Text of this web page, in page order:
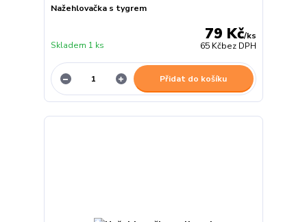
Nažehlovačka s tygrem
79 Kč/ks
65 Kčbez DPH
Skladem 1 ks
Přidat do košíku